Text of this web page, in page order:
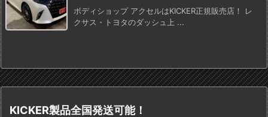
ボディショップ アクセルはKICKER正規販売店！ レ
クサス・トヨタのダッシュ上 ...
KICKER製品全国発送可能！